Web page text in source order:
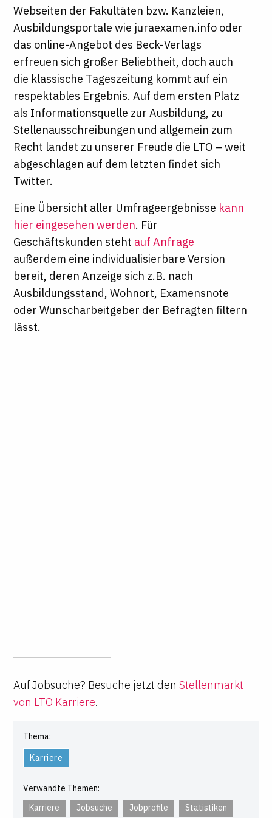
Webseiten der Fakultäten bzw. Kanzleien,
Ausbildungsportale wie juraexamen.info oder
das online-Angebot des Beck-Verlags
erfreuen sich großer Beliebtheit, doch auch
die klassische Tageszeitung kommt auf ein
respektables Ergebnis. Auf dem ersten Platz
als Informationsquelle zur Ausbildung, zu
Stellenausschreibungen und allgemein zum
Recht landet zu unserer Freude die LTO – weit
abgeschlagen auf dem letzten findet sich
Twitter.
Eine Übersicht aller Umfrageergebnisse kann
hier eingesehen werden. Für
Geschäftskunden steht auf Anfrage
außerdem eine individualisierbare Version
bereit, deren Anzeige sich z.B. nach
Ausbildungsstand, Wohnort, Examensnote
oder Wunscharbeitgeber der Befragten filtern
lässt.
Auf Jobsuche? Besuche jetzt den Stellenmarkt
von LTO Karriere.
Thema:
Karriere
Verwandte Themen:
Karriere
Jobsuche Jobprofile Statistiken